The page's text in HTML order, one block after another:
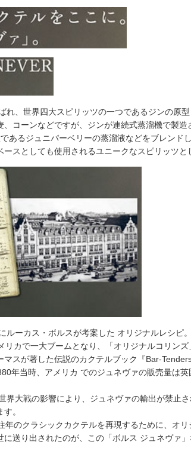
れ、世界四大スピリッツの一つであるジンの原
コーンなどですが、ジンが連続式蒸溜機で製造
あるジュニパーベリーの蒸溜液などをブレンド
スとしても使用されるユニークなスピリッツと
ルーカス・ボルスが考案した オリジナルレシピ
リカで一大ブームとなり、「オリジナルコリン
スが著した伝説のカクテルブック『Bar-
年当時、アメリカ でのジュネヴァの販売量は
界大戦の影響により、ジュネヴァの輸出が禁止
。
のクラシックカクテルを再現するために、オ
送り出されたのが、この「ボルス ジュネヴァ」